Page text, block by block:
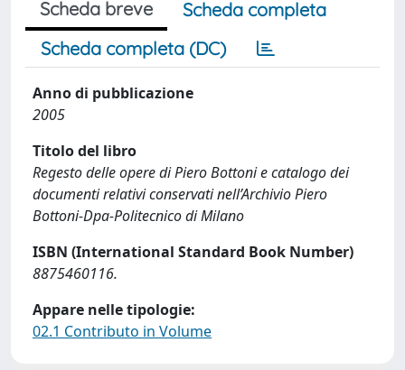
Scheda breve
Scheda completa
Scheda completa (DC)
Anno di pubblicazione
2005
Titolo del libro
Regesto delle opere di Piero Bottoni e catalogo dei
documenti relativi conservati nell’Archivio Piero
Bottoni-Dpa-Politecnico di Milano
ISBN (International Standard Book Number)
8875460116.
Appare nelle tipologie:
02.1 Contributo in Volume